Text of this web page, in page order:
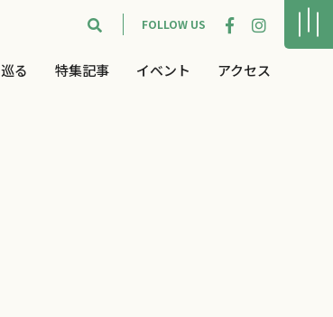
FOLLOW US
巡る 特集記事 イベント アクセス